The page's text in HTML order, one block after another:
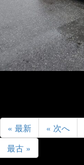
« 最新 « 次へ
最古 »